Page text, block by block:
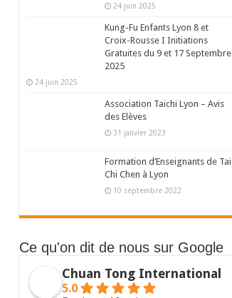
24 juin 2025
Kung-Fu Enfants Lyon 8 et
Croix-Rousse I Initiations
Gratuites du 9 et 17 Septembre
2025
24 juin 2025
Association Taichi Lyon – Avis
des Elèves
31 janvier 2023
Formation d’Enseignants de Tai
Chi Chen à Lyon
10 septembre 2022
Ce qu'on dit de nous sur Google
Chuan Tong International
5.0